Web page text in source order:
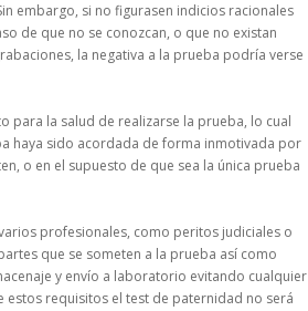
embargo, si no figurasen indicios racionales
de que no se conozcan, o que no existan
la negativa a la prueba podría verse
la salud de realizarse la prueba, lo cual
haya sido acordada de forma inmotivada por
o en el supuesto de que sea la única prueba
profesionales, como peritos judiciales o
que se someten a la prueba así como
y envío a laboratorio evitando cualquier
estos requisitos el test de paternidad no será